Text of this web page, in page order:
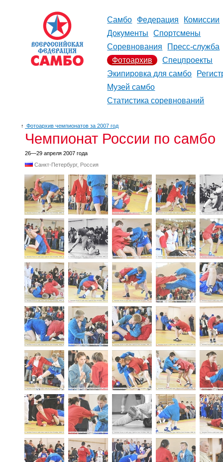
Самбо Федерация
Комиссии
Документы
Спортсмены
Соревнования
Пресс-служба
Фотоархив
Спецпроекты
Экипировка для самбо
Музей самбо
Статистика соревнований
↑ Фотоархив чемпионатов за 2007 год
Чемпионат России по самбо
26—29 апреля 2007 года
Санкт-Петербург, Россия